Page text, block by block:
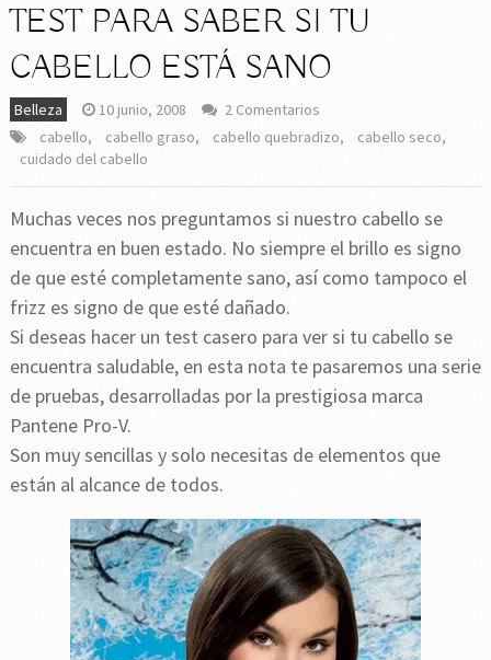
TEST PARA SABER SI TU
CABELLO ESTÁ SANO
Belleza 10 junio, 2008
2 Comentarios
cabello, cabello graso, cabello quebradizo, cabello seco,
cuidado del cabello
Muchas veces nos preguntamos si nuestro cabello se
encuentra en buen estado. No siempre el brillo es signo
de que esté completamente sano, así como tampoco el
frizz es signo de que esté dañado.
Si deseas hacer un test casero para ver si tu cabello se
encuentra saludable, en esta nota te pasaremos una serie
de pruebas, desarrolladas por la prestigiosa marca
Pantene Pro-V.
Son muy sencillas y solo necesitas de elementos que
están al alcance de todos.